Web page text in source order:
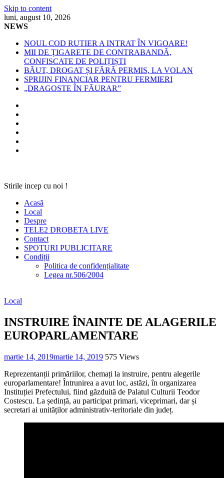
Skip to content
luni, august 10, 2026
NEWS
NOUL COD RUTIER A INTRAT ÎN VIGOARE!
MII DE ȚIGARETE DE CONTRABANDĂ,
CONFISCATE DE POLIȚIȘTI
BĂUT, DROGAT ȘI FĂRĂ PERMIS, LA VOLAN
SPRIJIN FINANCIAR PENTRU FERMIERI
„DRAGOSTE ÎN FĂURAR”
Stirile incep cu noi !
Acasă
Local
Despre
TELE2 DROBETA LIVE
Contact
SPOTURI PUBLICITARE
Condiții
Politica de confidențialitate
Legea nr.506/2004
Local
INSTRUIRE ÎNAINTE DE ALAGERILE
EUROPARLAMENTARE
martie 14, 2019martie 14, 2019 575 Views
Reprezentanții primăriilor, chemați la instruire, pentru alegerile
europarlamentare! Întrunirea a avut loc, astăzi, în organizarea
Instituției Prefectului, fiind găzduită de Palatul Culturii Teodor
Costescu. La ședință, au participat primari, viceprimari, dar și
secretari ai unităților administrativ-teritoriale din județ.